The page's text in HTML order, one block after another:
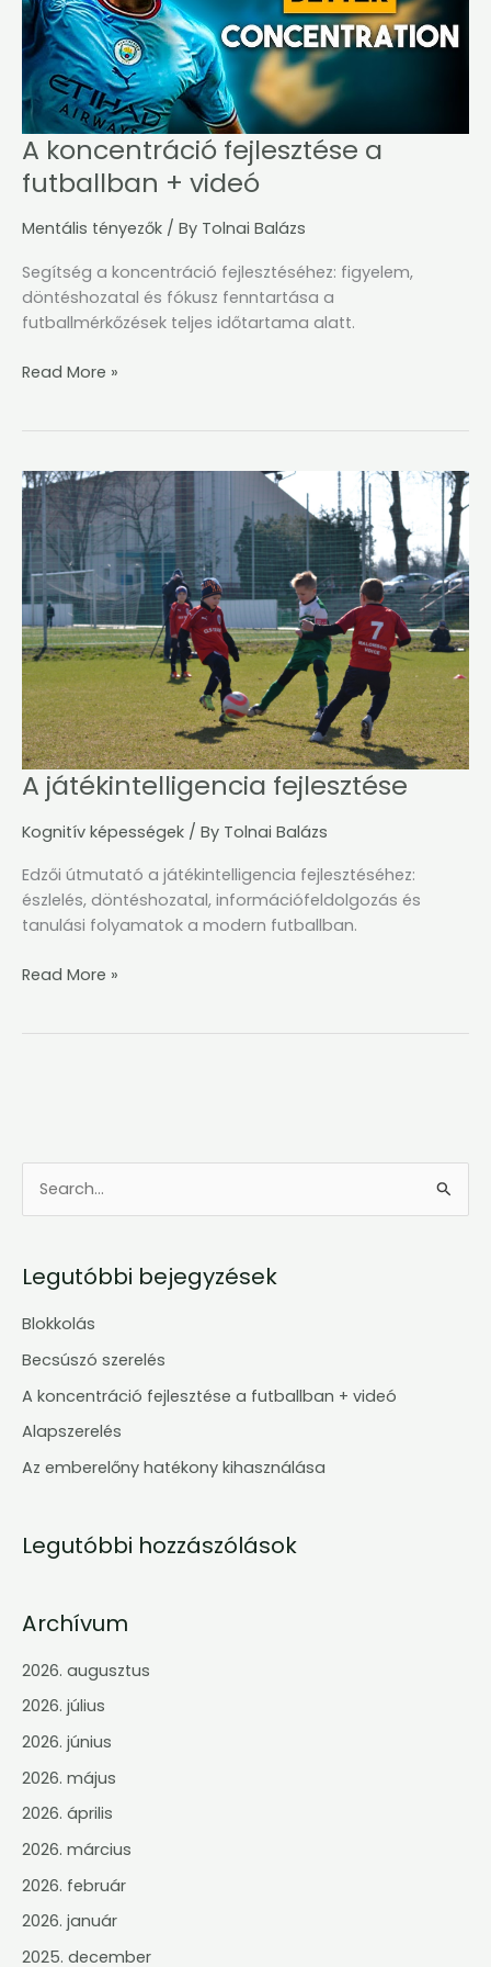
e
r
c
h
:
Legutóbbi bejegyzések
Blokkolás
Becsúszó szerelés
A koncentráció fejlesztése a futballban + videó
Alapszerelés
Az emberelőny hatékony kihasználása
Legutóbbi hozzászólások
Archívum
2026. augusztus
2026. július
2026. június
2026. május
2026. április
2026. március
2026. február
2026. január
2025. december
A koncentráció fejlesztése a
futballban + videó
Mentális tényezők / By Tolnai Balázs
Segítség a koncentráció fejlesztéséhez: figyelem,
döntéshozatal és fókusz fenntartása a
futballmérkőzések teljes időtartama alatt.
+
videó
Read More »
A játékintelligencia fejlesztése
Kognitív képességek / By Tolnai Balázs
Edzői útmutató a játékintelligencia fejlesztéséhez:
észlelés, döntéshozatal, információfeldolgozás és
tanulási folyamatok a modern futballban.
A
játékintelligencia
fejlesztése
Read More »